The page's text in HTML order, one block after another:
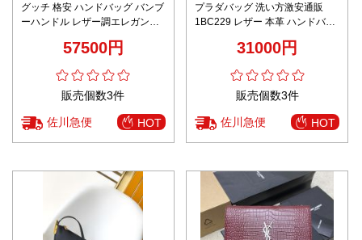
グッチ 格安 ハンドバッグ バンブ
ーハンドル レザー調エレガント
57500円
販売個数3件
佐川急便 HOT
プラダバッグ 洗い方激安通販
1BC229 レザー 本革 ハンドバッ
31000円
販売個数3件
佐川急便 HOT